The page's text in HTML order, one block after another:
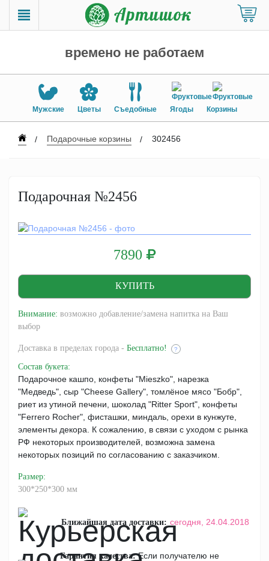
времено не работаем
Мужские Цветы Съедобные Ягоды Корзины
Подарочные корзины 302456
Подарочная №2456
7890
Внимание: возможно добавление/замена напитка на Ваш
выбор
Доставка в пределах города - Бесплатно! ?
Состав букета:
Подарочное кашпо, конфеты "Mieszko", нарезка
"Медведь", сыр "Cheese Gallery", томлёное мясо "Бобр",
риет из утиной печени, шоколад "Ritter Sport", конфеты
"Ferrero Rocher", фисташки, миндаль, орехи в кунжуте,
элементы декора. К сожалению, в связи с уходом с рынка
РФ некоторых производителей, возможна замена
некоторых позиций по согласованию с заказчиком.
Размер:
300*250*300 мм
Ближайшая дата доставки: сегодня, 24.04.2018
Гарантия качества:Если получателю не